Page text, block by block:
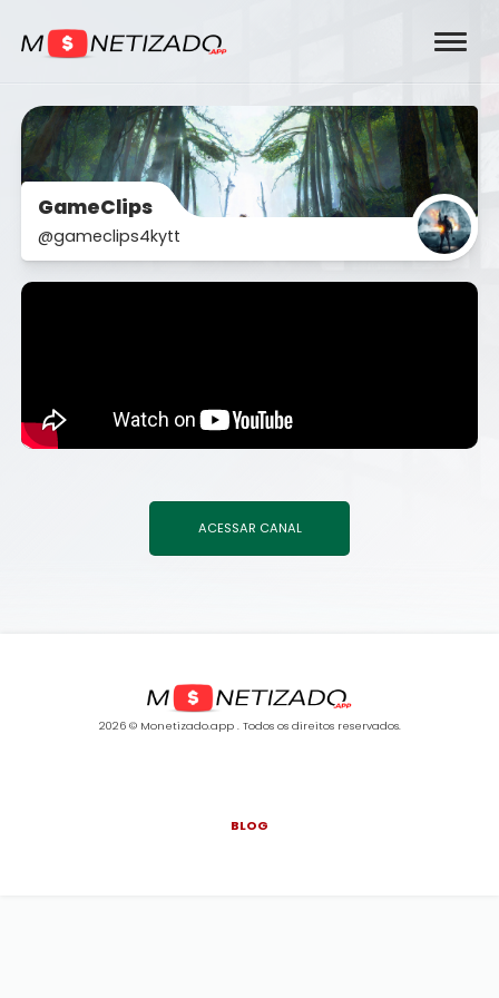
GameClips
@gameclips4kytt
ACESSAR CANAL
2026 © Monetizado.app . Todos os direitos reservados.
BLOG